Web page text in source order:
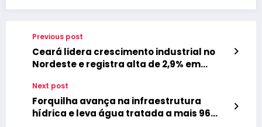
Previous post
Ceará lidera crescimento industrial no
Nordeste e registra alta de 2,9% em
Next post
Forquilha avança na infraestrutura
hídrica e leva água tratada a mais 96